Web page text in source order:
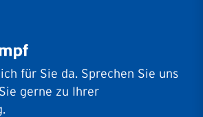
für Sie da. Sprechen Sie uns
gerne zu Ihrer